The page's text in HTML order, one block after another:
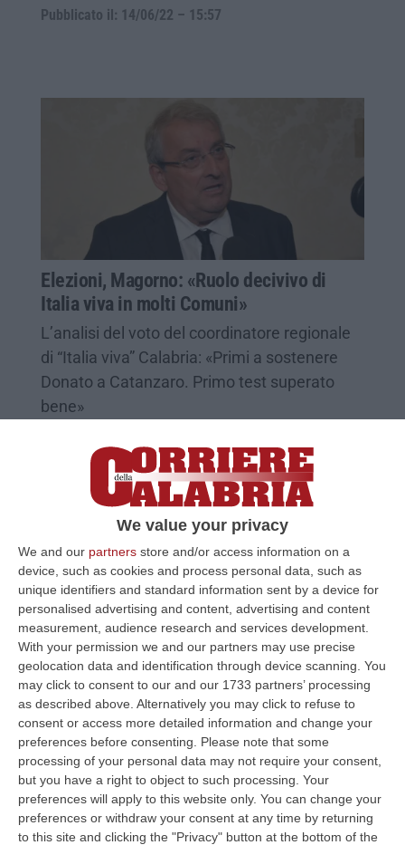
We value your privacy
We and our partners store and/or access information on a
device, such as cookies and process personal data, such as
unique identifiers and standard information sent by a device for
personalised advertising and content, advertising and content
measurement, audience research and services development.
With your permission we and our partners may use precise
geolocation data and identification through device scanning. You
may click to consent to our and our 1733 partners’ processing
as described above. Alternatively you may click to refuse to
consent or access more detailed information and change your
preferences before consenting.
Please note that some
processing of your personal data may not require your consent,
but you have a right to object to such processing. Your
preferences will apply to this website only. You can change your
preferences or withdraw your consent at any time by returning
to this site and clicking the "Privacy" button at the bottom of the
Pubblicato il: 14/06/22 – 15:57
Elezioni, Magorno: «Ruolo decivivo di
Italia viva in molti Comuni»
L’analisi del voto del coordinatore regionale
di “Italia viva” Calabria: «Primi a sostenere
Donato a Catanzaro. Primo test superato
bene»
Voto disgiunto, Donato perde quasi il 10%.
Fiorita e Ferro avanti rispetto alle liste
Alleanza per Catanzaro la lista più votata.
Nel centrosinistra primeggiano le civiche,
indietro Pd (5,8%) e M5S (2,76)
Pubblicato il: 14/06/22 – 9:23